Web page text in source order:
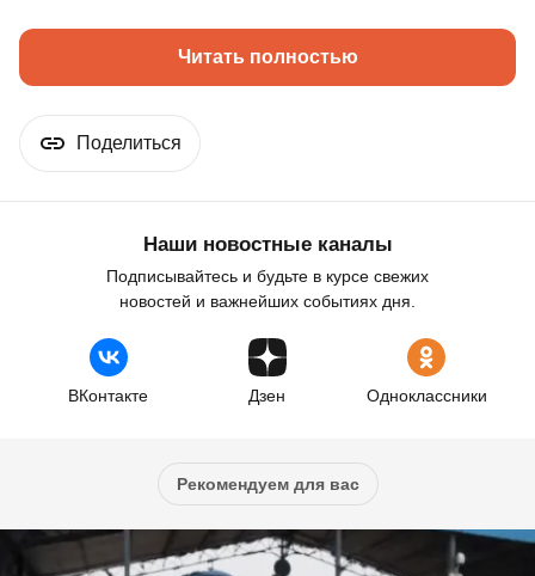
Читать полностью
Поделиться
Наши новостные каналы
Подписывайтесь и будьте в курсе свежих
новостей и важнейших событиях дня.
ВКонтакте Дзен Одноклассники
Рекомендуем для вас